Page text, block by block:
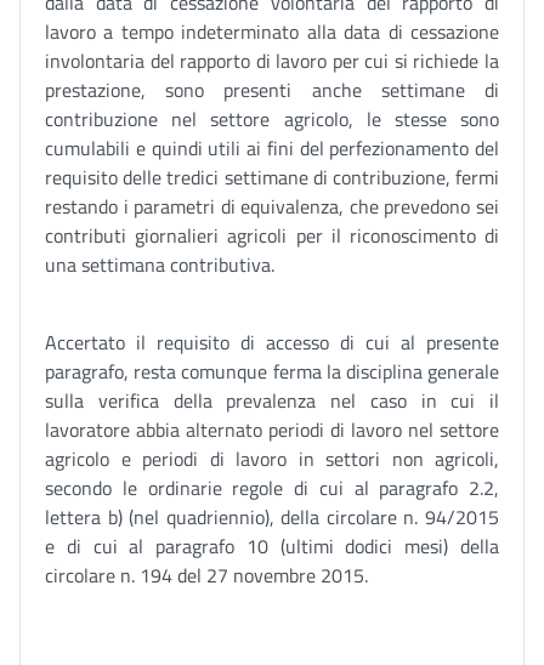
lavoro a tempo indeterminato alla data di cessazione
involontaria del rapporto di lavoro per cui si richiede la
prestazione, sono presenti anche settimane di
contribuzione nel settore agricolo, le stesse sono
cumulabili e quindi utili ai fini del perfezionamento del
requisito delle tredici settimane di contribuzione, fermi
restando i parametri di equivalenza, che prevedono sei
contributi giornalieri agricoli per il riconoscimento di
una settimana contributiva.
Accertato il requisito di accesso di cui al presente
paragrafo, resta comunque ferma la disciplina generale
sulla verifica della prevalenza nel caso in cui il
lavoratore abbia alternato periodi di lavoro nel settore
agricolo e periodi di lavoro in settori non agricoli,
secondo le ordinarie regole di cui al paragrafo 2.2,
lettera b) (nel quadriennio), della circolare n. 94/2015
e di cui al paragrafo 10 (ultimi dodici mesi) della
circolare n. 194 del 27 novembre 2015.